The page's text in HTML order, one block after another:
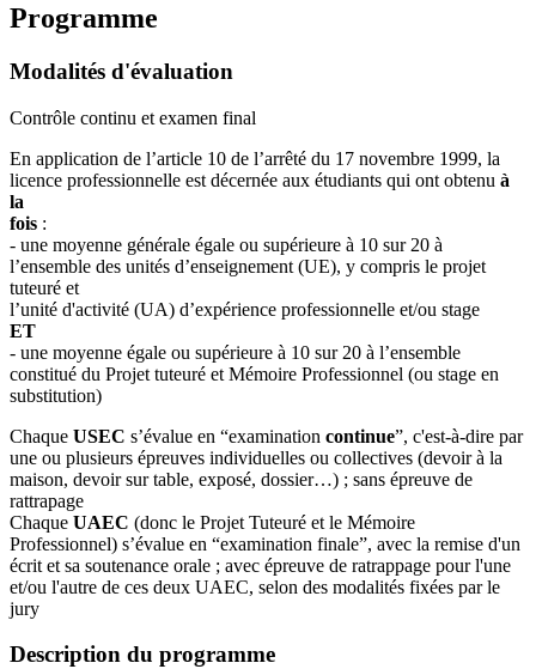
Programme
Modalités d'évaluation
Contrôle continu et examen final
En application de l’article 10 de l’arrêté du 17 novembre 1999, la
licence professionnelle est décernée aux étudiants qui ont obtenu à
la
fois :
- une moyenne générale égale ou supérieure à 10 sur 20 à
l’ensemble des unités d’enseignement (UE), y compris le projet
tuteuré et
l’unité d'activité (UA) d’expérience professionnelle et/ou stage
ET
- une moyenne égale ou supérieure à 10 sur 20 à l’ensemble
constitué du Projet tuteuré et Mémoire Professionnel (ou stage en
substitution)
Chaque USEC s’évalue en “examination continue”, c'est-à-dire par
une ou plusieurs épreuves individuelles ou collectives (devoir à la
maison, devoir sur table, exposé, dossier…) ; sans épreuve de
rattrapage
Chaque UAEC (donc le Projet Tuteuré et le Mémoire
Professionnel) s’évalue en “examination finale”, avec la remise d'un
écrit et sa soutenance orale ; avec épreuve de ratrappage pour l'une
et/ou l'autre de ces deux UAEC, selon des modalités fixées par le
jury
Description du programme